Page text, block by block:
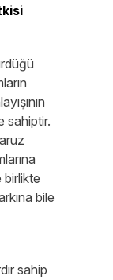
sahiptir.
birlikte
bile
sahip